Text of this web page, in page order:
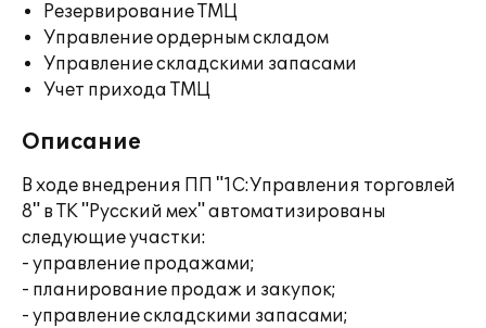
Резервирование ТМЦ
Управление ордерным складом
Управление складскими запасами
Учет прихода ТМЦ
Описание
В ходе внедрения ПП "1С:Управления торговлей
8" в ТК "Русский мех" автоматизированы
следующие участки:
- управление продажами;
- планирование продаж и закупок;
- управление складскими запасами;